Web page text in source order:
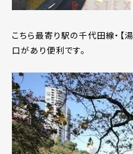
こちら最寄り駅の千代田線・【
口があり便利です。